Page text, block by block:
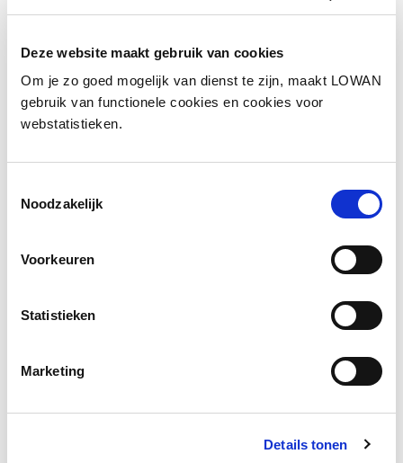
Deze website maakt gebruik van cookies
Om je zo goed mogelijk van dienst te zijn, maakt LOWAN
gebruik van functionele cookies en cookies voor
webstatistieken.
Noodzakelijk
Voorkeuren
Statistieken
Marketing
Details tonen
Informatie
Auteur(s): Piet Meijer, Bondi Sciarone
Uitgever: Boom Uitgevers
Jaar van uitgave: 2022
ISBN: 3009010005330
Inkijkexemplaar docent
Naar het lesmateriaal